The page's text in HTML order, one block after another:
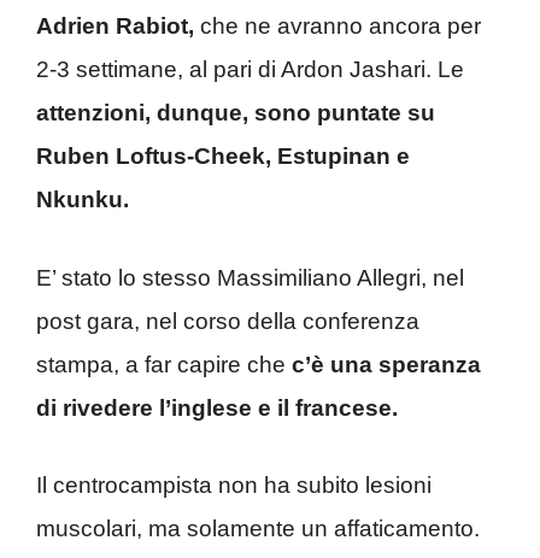
Adrien Rabiot, che ne avranno ancora per
2-3 settimane, al pari di Ardon Jashari. Le
attenzioni, dunque, sono puntate su
Ruben Loftus-Cheek, Estupinan e
Nkunku.
E’ stato lo stesso Massimiliano Allegri, nel
post gara, nel corso della conferenza
stampa, a far capire che c’è una speranza
di rivedere l’inglese e il francese.
Il centrocampista non ha subito lesioni
muscolari, ma solamente un affaticamento.